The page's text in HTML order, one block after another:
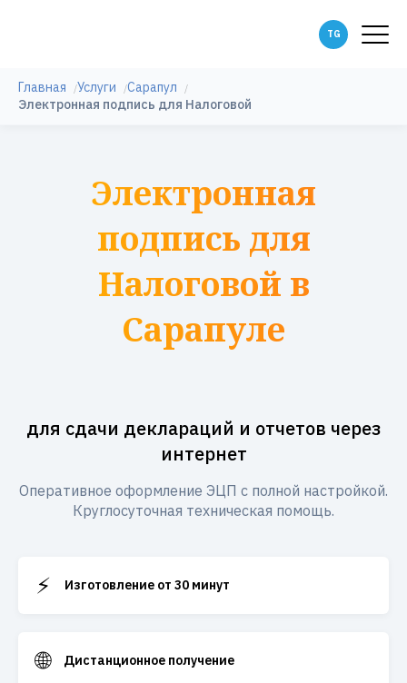
Главная Услуги
Сарапул
Электронная подпись для Налоговой
Электронная
подпись для
Налоговой в
Сарапуле
для сдачи деклараций и отчетов через
интернет
Оперативное оформление ЭЦП с полной настройкой.
Круглосуточная техническая помощь.
⚡ Изготовление от 30 минут
🌐 Дистанционное получение